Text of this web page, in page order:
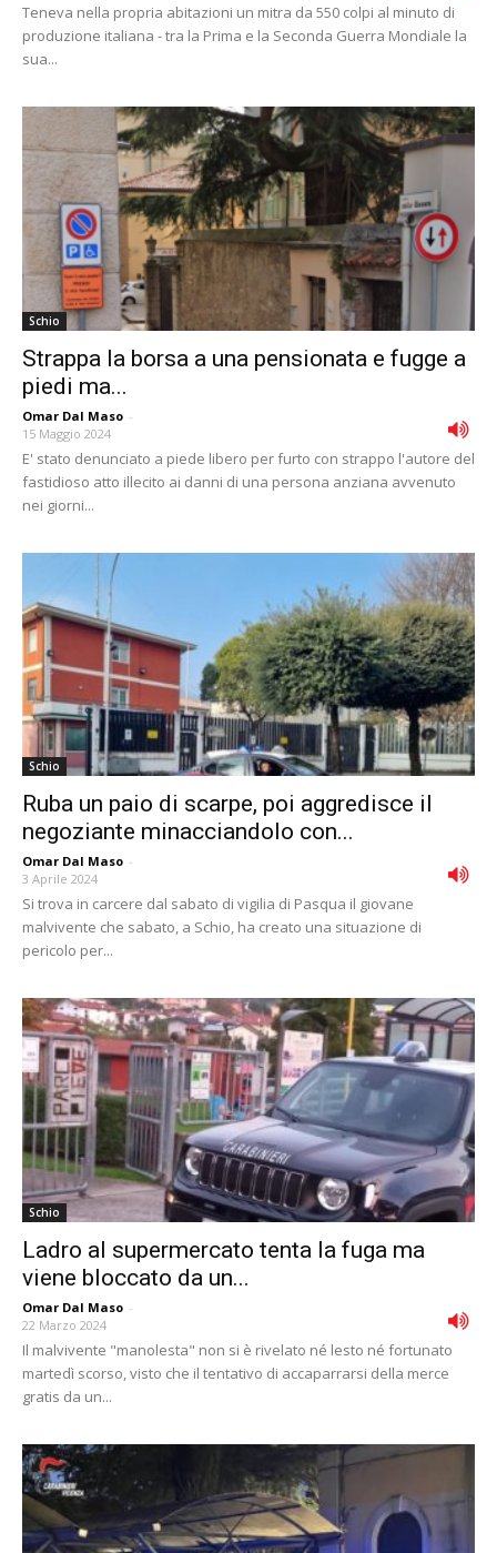
Teneva nella propria abitazioni un mitra da 550 colpi al minuto di
produzione italiana - tra la Prima e la Seconda Guerra Mondiale la
sua...
Schio
Strappa la borsa a una pensionata e fugge a
piedi ma...
Omar Dal Maso -
15 Maggio 2024
E' stato denunciato a piede libero per furto con strappo l'autore del
fastidioso atto illecito ai danni di una persona anziana avvenuto
nei giorni...
Schio
Ruba un paio di scarpe, poi aggredisce il
negoziante minacciandolo con...
Omar Dal Maso -
3 Aprile 2024
Si trova in carcere dal sabato di vigilia di Pasqua il giovane
malvivente che sabato, a Schio, ha creato una situazione di
pericolo per...
Schio
Ladro al supermercato tenta la fuga ma
viene bloccato da un...
Omar Dal Maso -
22 Marzo 2024
Il malvivente "manolesta" non si è rivelato né lesto né fortunato
martedì scorso, visto che il tentativo di accaparrarsi della merce
gratis da un...